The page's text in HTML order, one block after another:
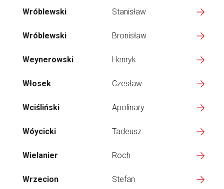
Wróblewski Stanisław
Wróblewski Bronisław
Weynerowski Henryk
Włosek Czesław
Wciśliński Apolinary
Wóycicki Tadeusz
Wielanier Roch
Wrzecion Stefan